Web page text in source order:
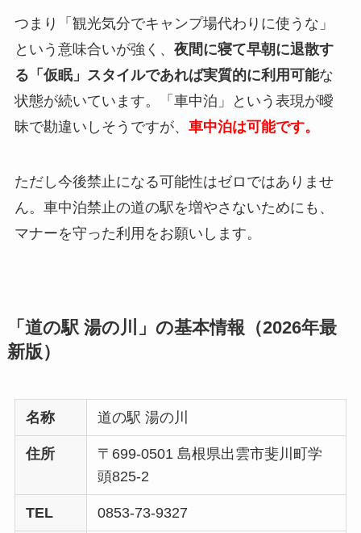
つまり「観光気分でキャンプ場代わりに使うな」
という意味合いが強く、 夜間に寝て早朝に退散す
る「仮眠」スタイルであれば実質的に利用可能な
状態が続いています。「車中泊」という表現が曖
昧で勘違いしそうですが、 車中泊は可能です。
ただし今後禁止になる可能性はゼロではありませ
ん。車中泊禁止の道の駅を増やさないためにも、
マナーを守った利用をお願いします。
「道の駅 湯の川」の基本情報（2026年最
新版）
名称 道の駅 湯の川
住所
〒699-0501 島根県出雲市斐川町学
頭825-2
TEL 0853-73-9327